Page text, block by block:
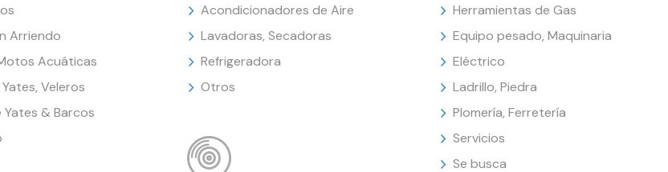
Arriendo
Acuáticas
Veleros
& Barcos
Acondicionadores de Aire
Lavadoras, Secadoras
Refrigeradora
Otros
Herramientas de Gas
Equipo pesado, Maquinaria
Eléctrico
Ladrillo, Piedra
Plomería, Ferretería
Servicios
Se busca